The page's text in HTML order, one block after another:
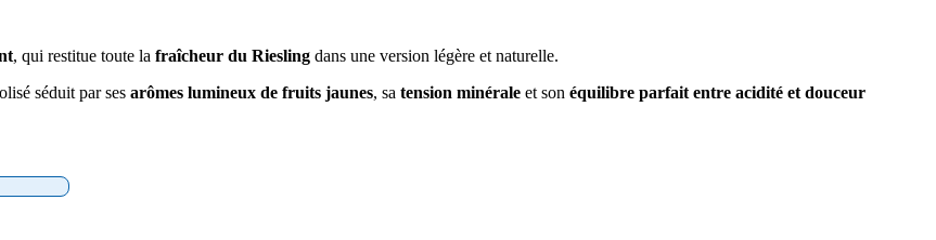
, qui restitue toute la fraîcheur du Riesling dans une version légère et naturelle.
séduit par ses arômes lumineux de fruits jaunes, sa tension minérale et son équilibre parfait entre acidité et douceur